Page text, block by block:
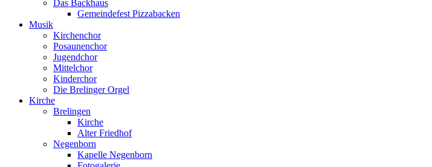
Das Backhaus
Gemeindefest Pizzabacken
Musik
Kirchenchor
Posaunenchor
Jugendchor
Mittelchor
Kinderchor
Die Brelinger Orgel
Kirche
Brelingen
Kirche
Alter Friedhof
Negenborn
Kapelle Negenborn